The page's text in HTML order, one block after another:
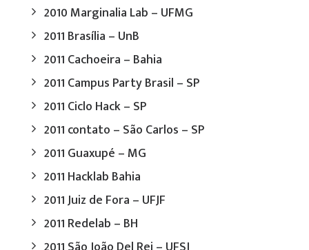
2010 Marginalia Lab – UFMG
2011 Brasília – UnB
2011 Cachoeira – Bahia
2011 Campus Party Brasil – SP
2011 Ciclo Hack – SP
2011 contato – São Carlos – SP
2011 Guaxupé – MG
2011 Hacklab Bahia
2011 Juiz de Fora – UFJF
2011 Redelab – BH